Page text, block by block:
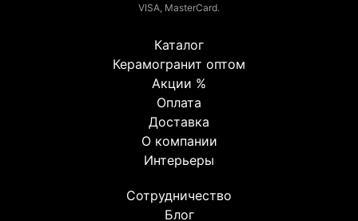
VISA, MasterCard.
Каталог
Керамогранит оптом
Акции %
Оплата
Доставка
О компании
Интерьеры
Сотрудничество
Блог